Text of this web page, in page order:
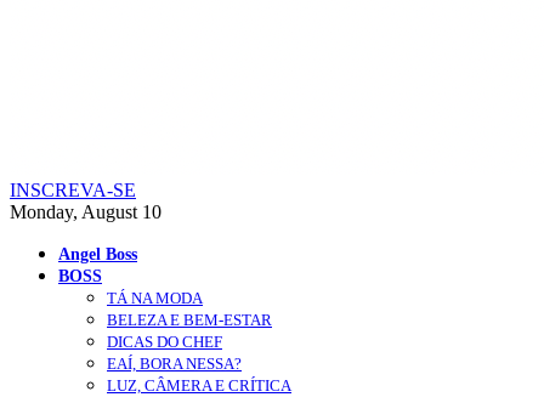
INSCREVA-SE
Monday, August 10
Angel Boss
BOSS
TÁ NA MODA
BELEZA E BEM-ESTAR
DICAS DO CHEF
EAÍ, BORA NESSA?
LUZ, CÂMERA E CRÍTICA